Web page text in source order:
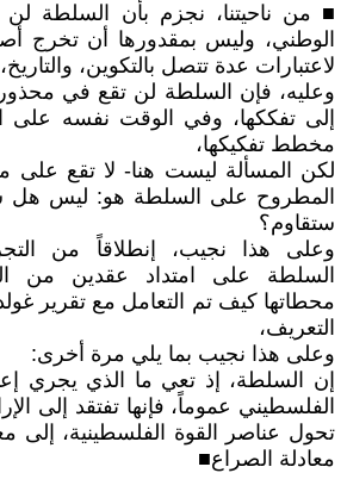
■ من ناحيتنا، نجزم بأن السلطة
الوطني، وليس بمقدورها أن تخرج
لاعتبارات عدة تتصل بالتكوين،
وعليه، فإن السلطة لن تقع في محذور
إلى تفككها، وفي الوقت نفسه على
مخطط تفكيكها،
لكن المسألة ليست هنا- لا تقع على
المطروح على السلطة هو: ليس هل
ستقاوم؟
وعلى هذا نجيب، إنطلاقاً من
السلطة على امتداد عقدين من
محطاتها كيف تم التعامل مع تقرير
التعريف،
وعلى هذا نجيب بما يلي مرة أخرى:
إن السلطة، إذ تعي ما الذي يجري
الفلسطيني عموماً، فإنها تفتقد إلى
تحول عناصر القوة الفلسطينية، إلى
معادلة الصراع■